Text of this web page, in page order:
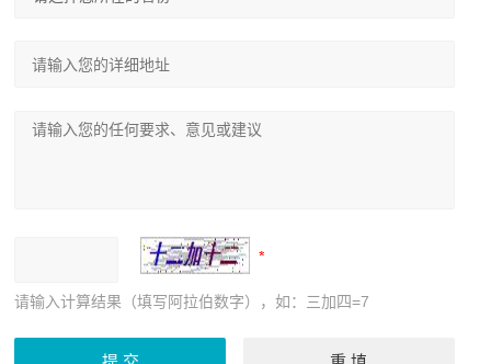
请输入计算结果（填写阿拉伯数字），如：三加四=7